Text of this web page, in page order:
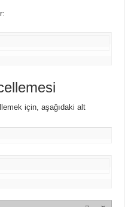
için, aşağıdaki alt